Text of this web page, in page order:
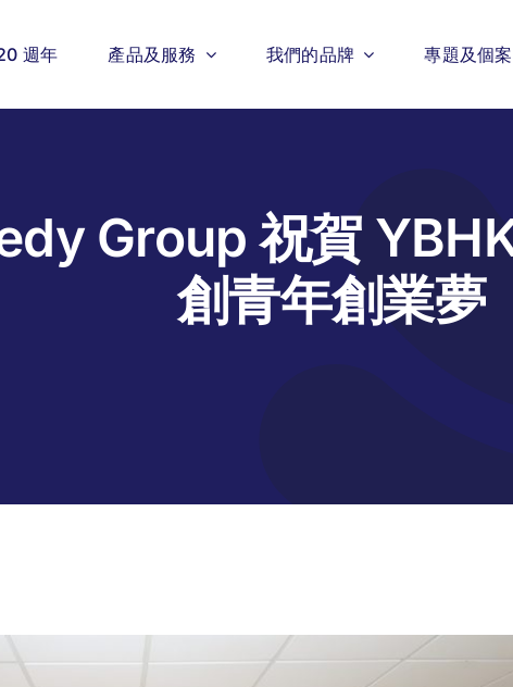
週年 產品及服務 我們的品牌 專題及個案
Group 祝賀
創青年創業夢